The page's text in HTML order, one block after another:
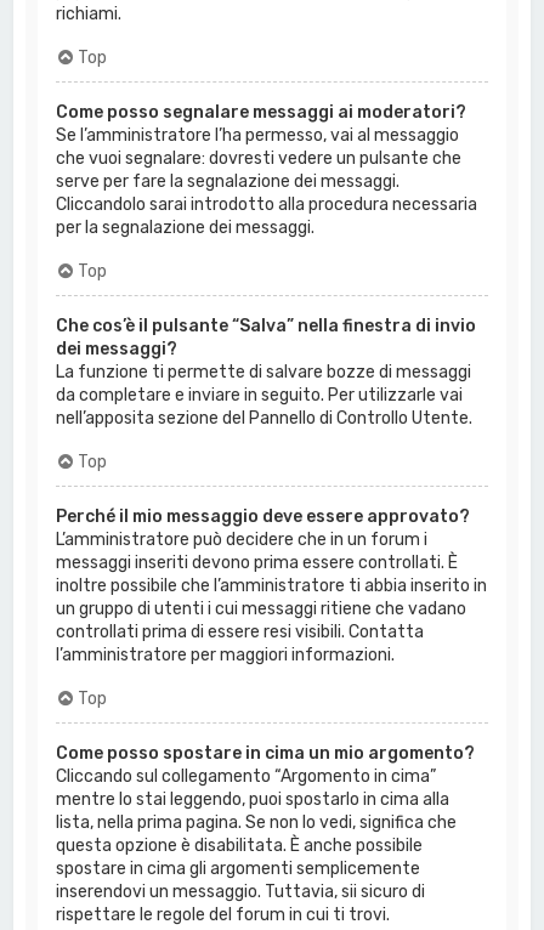
richiami.
Top
Come posso segnalare messaggi ai moderatori?
Se l’amministratore l’ha permesso, vai al messaggio
che vuoi segnalare: dovresti vedere un pulsante che
serve per fare la segnalazione dei messaggi.
Cliccandolo sarai introdotto alla procedura necessaria
per la segnalazione dei messaggi.
Top
Che cos’è il pulsante “Salva” nella finestra di invio
dei messaggi?
La funzione ti permette di salvare bozze di messaggi
da completare e inviare in seguito. Per utilizzarle vai
nell’apposita sezione del Pannello di Controllo Utente.
Top
Perché il mio messaggio deve essere approvato?
L’amministratore può decidere che in un forum i
messaggi inseriti devono prima essere controllati. È
inoltre possibile che l’amministratore ti abbia inserito in
un gruppo di utenti i cui messaggi ritiene che vadano
controllati prima di essere resi visibili. Contatta
l’amministratore per maggiori informazioni.
Top
Come posso spostare in cima un mio argomento?
Cliccando sul collegamento “Argomento in cima”
mentre lo stai leggendo, puoi spostarlo in cima alla
lista, nella prima pagina. Se non lo vedi, significa che
questa opzione è disabilitata. È anche possibile
spostare in cima gli argomenti semplicemente
inserendovi un messaggio. Tuttavia, sii sicuro di
rispettare le regole del forum in cui ti trovi.